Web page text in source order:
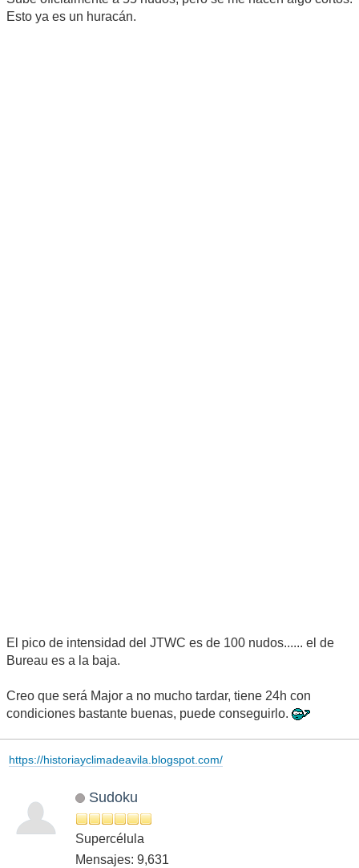
Esto ya es un huracán.
El pico de intensidad del JTWC es de 100 nudos...... el de
Bureau es a la baja.
Creo que será Major a no mucho tardar, tiene 24h con
condiciones bastante buenas, puede conseguirlo.
https://historiayclimadeavila.blogspot.com/
Sudoku
Supercélula
Mensajes: 9,631